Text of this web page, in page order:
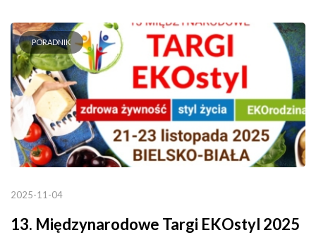
PORADNIK
2025-11-04
13. Międzynarodowe Targi EKOstyl 2025